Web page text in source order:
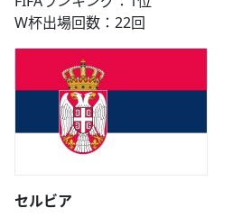
W杯出場回数：22回
セルビア